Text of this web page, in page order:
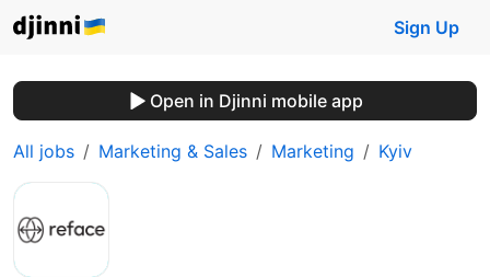
Sign Up
Open in Djinni mobile app
All jobs Marketing & Sales Marketing Kyiv